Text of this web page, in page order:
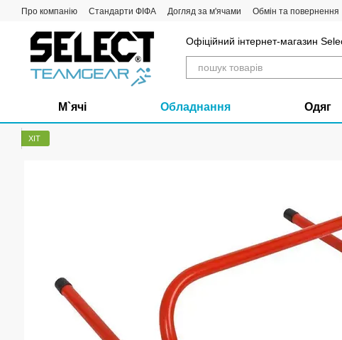
Перейти до основного контенту
Про компанію Стандарти ФІФА Догляд за м'ячами Обмін та повернення
Офіційний інтернет-магазин
М`ячі Обладнання Одяг
ХІТ